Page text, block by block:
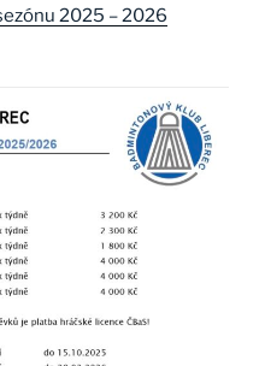
2025 – 2026